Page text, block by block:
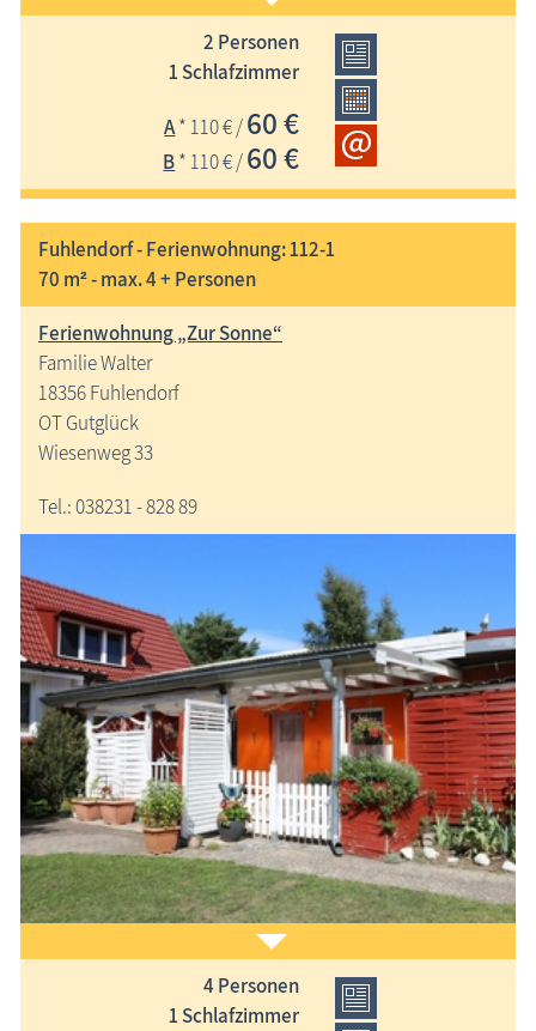
familiengeführte Ferienwohnung in ruhiger Umgebung, nur
wenige 100 m zum Bodstedter Bodden mit kleinem Strand,
eigener Pkw-Parkplatz auf dem Grundstück, W-LAN
2 Personen
1 Schlafzimmer
A* 110 € /60 €
B* 110 € /60 €
Fuhlendorf - Ferienwohnung: 112-1
70 m² - max. 4 + Personen
Ferienwohnung „Zur Sonne“
Familie Walter
18356 Fuhlendorf
OT Gutglück
Wiesenweg 33
Tel.: 038231 - 828 89
Ferienwohnung in ruhiger, idyllischer Lage, überdachte
4 Personen
1 Schlafzimmer